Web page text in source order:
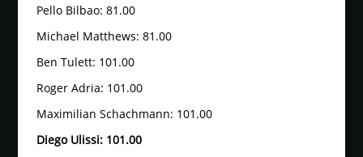
Pello Bilbao: 81.00
Michael Matthews: 81.00
Ben Tulett: 101.00
Roger Adria: 101.00
Maximilian Schachmann: 101.00
Diego Ulissi: 101.00